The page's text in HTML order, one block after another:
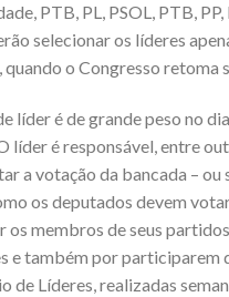
PTB, PL, PSOL, PTB, PP,
selecionar os líderes
o Congresso retoma
líder é de grande peso no
líder é responsável, entre
a votação da bancada – ou
os deputados devem
os membros de seus
e também por participarem
de Líderes, realizadas